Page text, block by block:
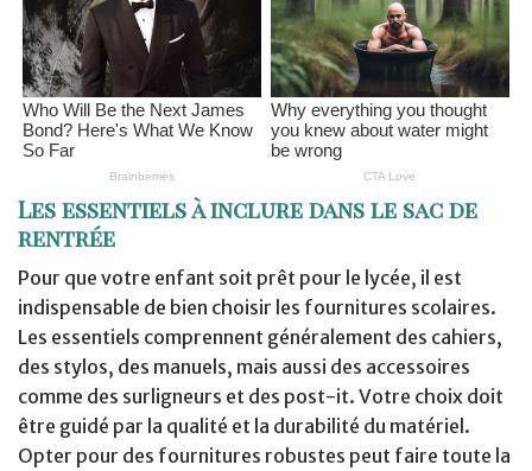
Les essentiels à inclure dans le sac de
rentrée
Pour que votre enfant soit prêt pour le lycée, il est
indispensable de bien choisir les fournitures scolaires.
Les essentiels comprennent généralement des cahiers,
des stylos, des manuels, mais aussi des accessoires
comme des surligneurs et des post-it. Votre choix doit
être guidé par la qualité et la durabilité du matériel.
Opter pour des fournitures robustes peut faire toute la